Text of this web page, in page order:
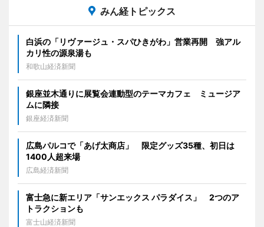
みん経トピックス
白浜の「リヴァージュ・スパひきがわ」営業再開 強アル
カリ性の源泉湯も
和歌山経済新聞
銀座並木通りに展覧会連動型のテーマカフェ ミュージア
ムに隣接
銀座経済新聞
広島パルコで「あげ太商店」 限定グッズ35種、初日は
1400人超来場
広島経済新聞
富士急に新エリア「サンエックス パラダイス」 2つのア
トラクションも
富士山経済新聞